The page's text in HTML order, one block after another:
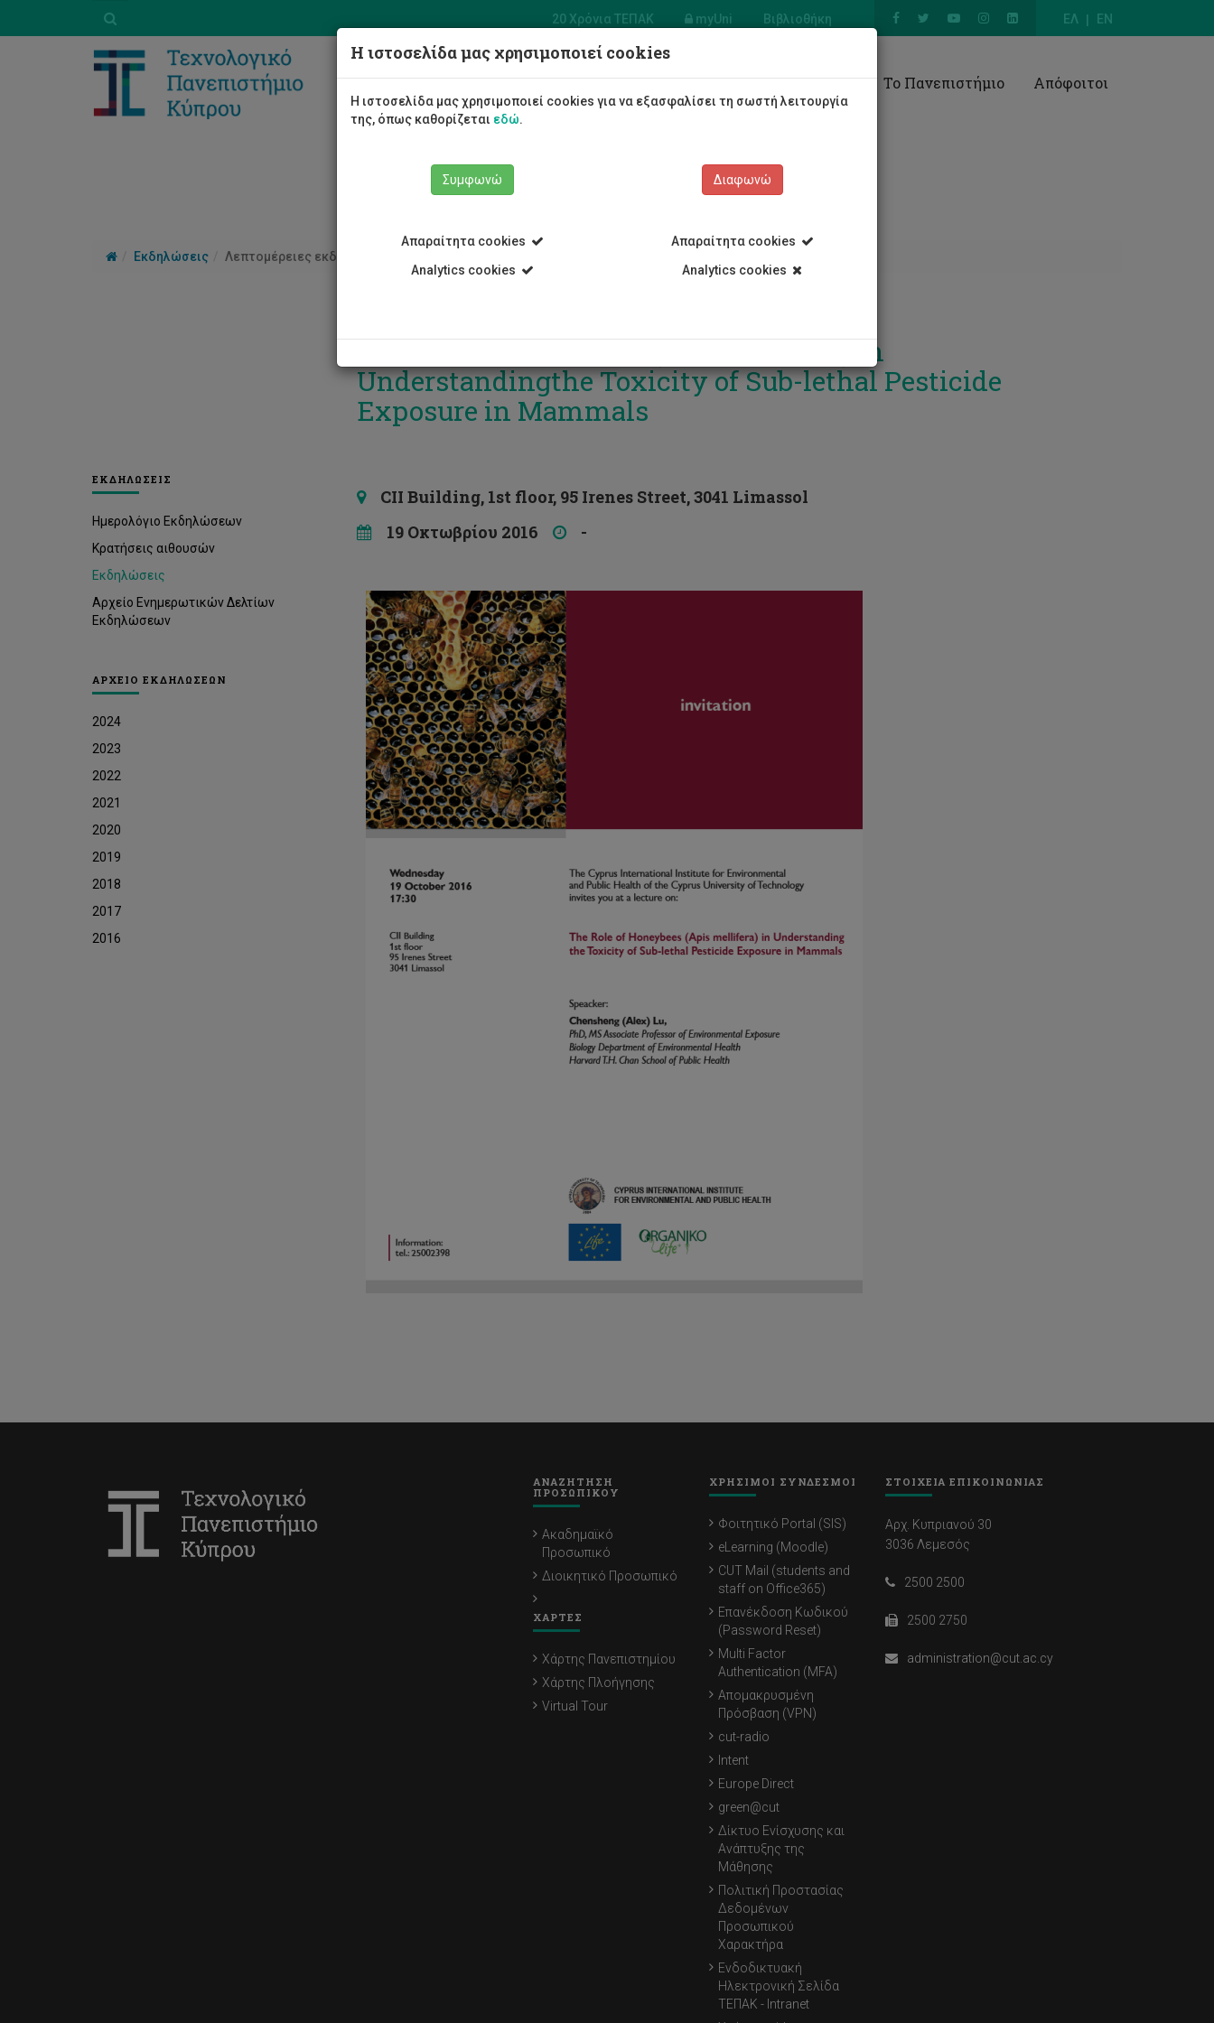
ΕΛ EN
20 Χρόνια ΤΕΠΑΚ myUni Βιβλιοθήκη
Φοιτητές/τριες Σπουδές Έρευνα Το Πανεπιστήμιο Απόφοιτοι
Εκδηλώσεις Λεπτομέρειες εκδήλωσης
ΕΚΔΗΛΩΣΕΙΣ
Ημερολόγιο Εκδηλώσεων
Κρατήσεις αιθουσών
Εκδηλώσεις
Αρχείο Ενημερωτικών Δελτίων
Εκδηλώσεων
ΑΡΧΕΙΟ ΕΚΔΗΛΩΣΕΩΝ
2024
2023
2022
2021
2020
2019
2018
2017
2016
The Role of Honeybees (Apis mellifera) in
Understandingthe Toxicity of Sub-lethal Pesticide
Exposure in Mammals
CII Building, 1st floor, 95 Irenes Street, 3041 Limassol
19 Οκτωβρίου 2016
-
ΑΝΑΖΗΤΗΣΗ
ΠΡΟΣΩΠΙΚΟΥ
Ακαδημαϊκό
Προσωπικό
Διοικητικό Προσωπικό
ΧΑΡΤΕΣ
Χάρτης Πανεπιστημίου
Χάρτης Πλοήγησης
Virtual Tour
ΧΡΗΣΙΜΟΙ ΣΥΝΔΕΣΜΟΙ
Φοιτητικό Portal (SIS)
eLearning (Moodle)
CUT Mail (students and
staff on Office365)
Επανέκδοση Κωδικού
(Password Reset)
Multi Factor
Authentication (MFA)
Απομακρυσμένη
Πρόσβαση (VPN)
cut-radio
Intent
Europe Direct
green@cut
Δίκτυο Ενίσχυσης και
Ανάπτυξης της
Μάθησης
Πολιτική Προστασίας
Δεδομένων
Προσωπικού
Χαρακτήρα
Ενδοδικτυακή
Ηλεκτρονική Σελίδα
ΤΕΠΑΚ - Intranet
ΣΤΟΙΧΕΙΑ ΕΠΙΚΟΙΝΩΝΙΑΣ
Αρχ. Κυπριανού 30
3036 Λεμεσός
2500 2500
2500 2750
administration@cut.ac.cy
Η ιστοσελίδα μας χρησιμοποιεί cookies
Η ιστοσελίδα μας χρησιμοποιεί cookies για να εξασφαλίσει τη σωστή λειτουργία
της, όπως καθορίζεται εδώ.
Συμφωνώ
Απαραίτητα cookies
Analytics cookies
Διαφωνώ
Απαραίτητα cookies
Analytics cookies